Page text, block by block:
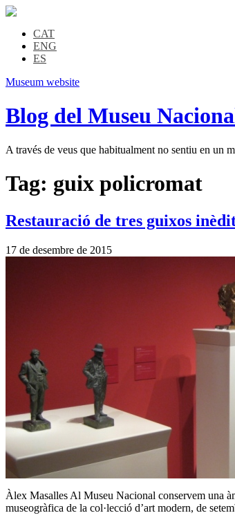
CAT
ENG
ES
Museum website
Blog del Museu
A través de veus que habitualment no sentiu en un
Tag: guix policromat
Restauració de tres guixos
17 de desembre de 2015
Àlex Masalles Al Museu Nacional conservem una
museogràfica de la col·lecció d’art modern, de